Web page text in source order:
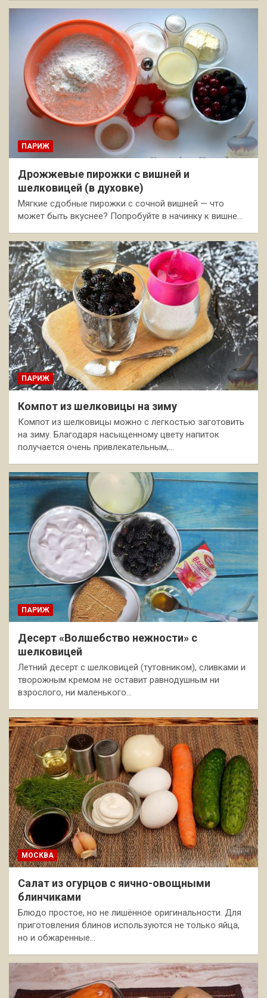
ПАРИЖ
Дрожжевые пирожки с вишней и
шелковицей (в духовке)
Мягкие сдобные пирожки с сочной вишней — что
может быть вкуснее? Попробуйте в начинку к вишне…
ПАРИЖ
Компот из шелковицы на зиму
Компот из шелковицы можно с легкостью заготовить
на зиму. Благодаря насыщенному цвету напиток
получается очень привлекательным,…
ПАРИЖ
Десерт «Волшебство нежности» с
шелковицей
Летний десерт с шелковицей (тутовником), сливками и
творожным кремом не оставит равнодушным ни
взрослого, ни маленького…
МОСКВА
Салат из огурцов с яично-овощными
блинчиками
Блюдо простое, но не лишённое оригинальности. Для
приготовления блинов используются не только яйца,
но и обжаренные…